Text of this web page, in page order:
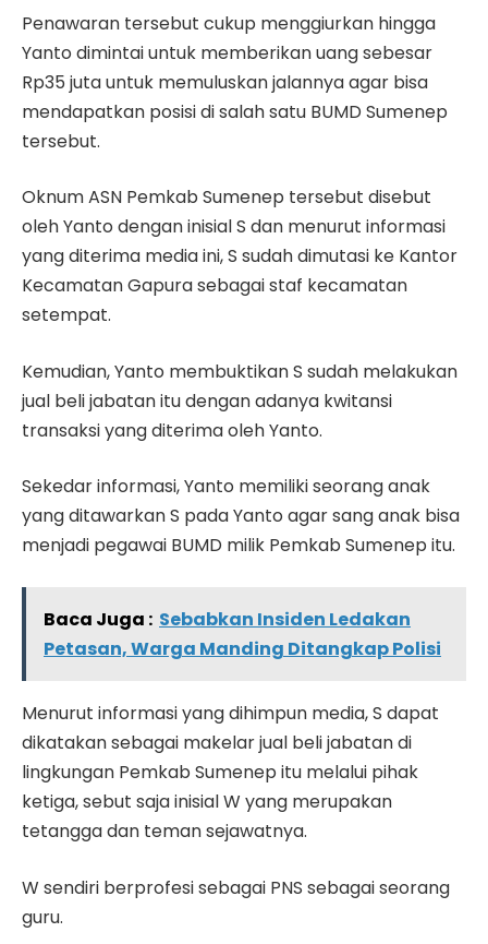
Penawaran tersebut cukup menggiurkan hingga
Yanto dimintai untuk memberikan uang sebesar
Rp35 juta untuk memuluskan jalannya agar bisa
mendapatkan posisi di salah satu BUMD Sumenep
tersebut.
Oknum ASN Pemkab Sumenep tersebut disebut
oleh Yanto dengan inisial S dan menurut informasi
yang diterima media ini, S sudah dimutasi ke Kantor
Kecamatan Gapura sebagai staf kecamatan
setempat.
Kemudian, Yanto membuktikan S sudah melakukan
jual beli jabatan itu dengan adanya kwitansi
transaksi yang diterima oleh Yanto.
Sekedar informasi, Yanto memiliki seorang anak
yang ditawarkan S pada Yanto agar sang anak bisa
menjadi pegawai BUMD milik Pemkab Sumenep itu.
Baca Juga : Sebabkan Insiden Ledakan
Petasan, Warga Manding Ditangkap Polisi
Menurut informasi yang dihimpun media, S dapat
dikatakan sebagai makelar jual beli jabatan di
lingkungan Pemkab Sumenep itu melalui pihak
ketiga, sebut saja inisial W yang merupakan
tetangga dan teman sejawatnya.
W sendiri berprofesi sebagai PNS sebagai seorang
guru.